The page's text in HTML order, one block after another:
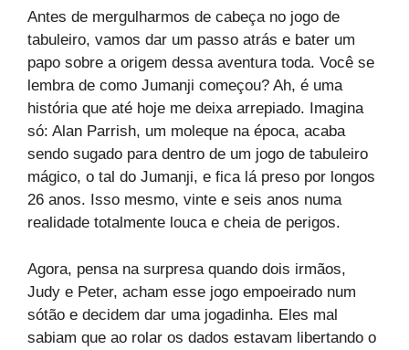
Antes de mergulharmos de cabeça no jogo de
tabuleiro, vamos dar um passo atrás e bater um
papo sobre a origem dessa aventura toda. Você se
lembra de como Jumanji começou? Ah, é uma
história que até hoje me deixa arrepiado. Imagina
só: Alan Parrish, um moleque na época, acaba
sendo sugado para dentro de um jogo de tabuleiro
mágico, o tal do Jumanji, e fica lá preso por longos
26 anos. Isso mesmo, vinte e seis anos numa
realidade totalmente louca e cheia de perigos.
Agora, pensa na surpresa quando dois irmãos,
Judy e Peter, acham esse jogo empoeirado num
sótão e decidem dar uma jogadinha. Eles mal
sabiam que ao rolar os dados estavam libertando o